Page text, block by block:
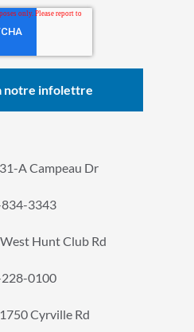
A Campeau Dr
3343
Hunt Club Rd
0100
1750 Cyrville Rd